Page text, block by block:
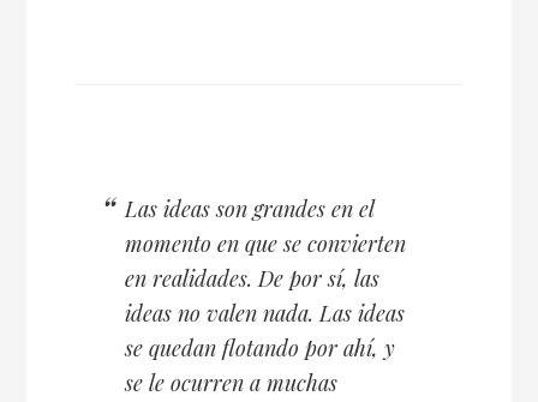
Las ideas son grandes en el
momento en que se convierten
en realidades. De por sí, las
ideas no valen nada. Las ideas
se quedan flotando por ahí, y
se le ocurren a muchas